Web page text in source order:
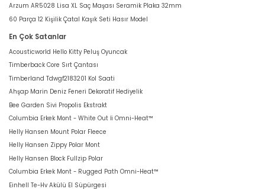
Arzum AR5028 Lisa XL Saç Maşası Seramik Plaka 32mm
60 Parça 12 Kişilik Çatal Kaşık Seti Hasır Model
En Çok Satanlar
Acousticworld Hello Kitty Peluş Oyuncak
Timberback Core Sırt Çantası
Timberland Tdwgf2183201 Kol Saati
Ahşap Marin Deniz Feneri Dekoratif Hediyelik
Bee Garden Sivi Propolis Ekstrakt
Columbia Erkek Mont - White Out İi Omni-Heat™
Helly Hansen Mount Polar Fleece
Helly Hansen Zippy Polar Mont
Helly Hansen Block Fullzip Polar
Columbia Erkek Mont - Rugged Path Omni-Heat™
Einhell Te-Hv Akülü El Süpürgesi